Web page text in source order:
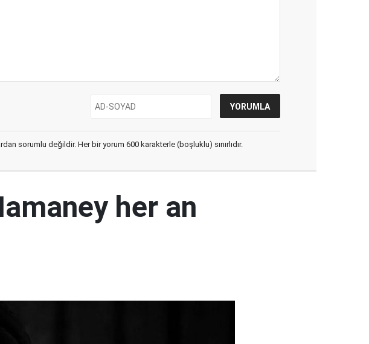
sorumlu değildir. Her bir yorum 600 karakterle (boşluklu) sınırlıdır.
her an